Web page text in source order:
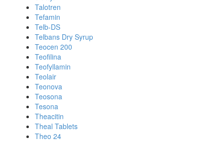
Talotren
Tefamin
Telb-DS
Telbans Dry Syrup
Teocen 200
Teofilina
Teofyllamin
Teolair
Teonova
Teosona
Tesona
Theacitin
Theal Tablets
Theo 24